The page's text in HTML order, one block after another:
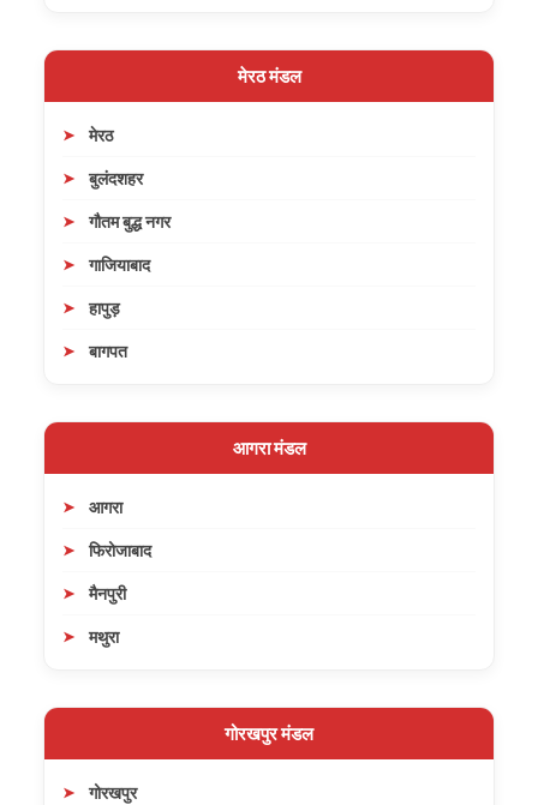
मेरठ मंडल
मेरठ
बुलंदशहर
गौतम बुद्ध नगर
गाजियाबाद
हापुड़
बागपत
आगरा मंडल
आगरा
फिरोजाबाद
मैनपुरी
मथुरा
गोरखपुर मंडल
गोरखपुर